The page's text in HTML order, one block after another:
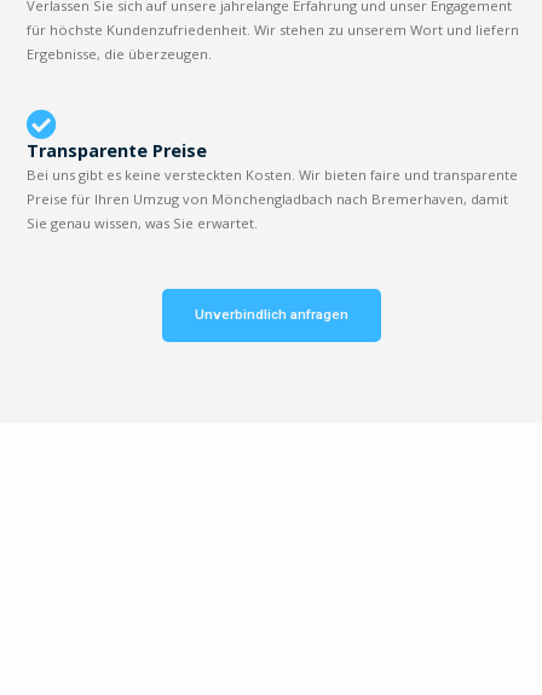
Verlassen Sie sich auf unsere jahrelange Erfahrung und unser Engagement
für höchste Kundenzufriedenheit. Wir stehen zu unserem Wort und liefern
Ergebnisse, die überzeugen.
Transparente Preise
Bei uns gibt es keine versteckten Kosten. Wir bieten faire und transparente
Preise für Ihren Umzug von Mönchengladbach nach Bremerhaven, damit
Sie genau wissen, was Sie erwartet.
Unverbindlich anfragen